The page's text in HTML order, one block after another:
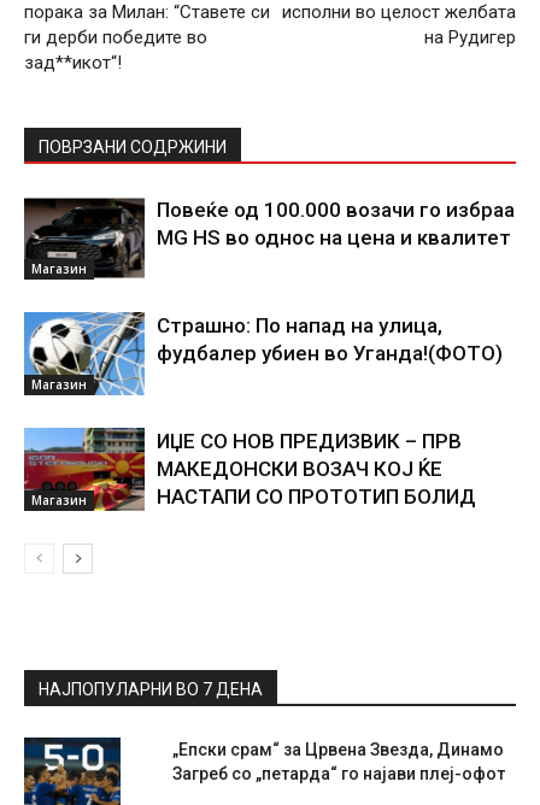
порака за Милан: “Ставете си
ги дерби победите во
зад**икот“!
исполни во целост желбата
на Рудигер
ПОВРЗАНИ СОДРЖИНИ
Магазин
Повеќе од 100.000 возачи го избраа
MG HS во однос на цена и квалитет
Магазин
Страшно: По напад на улица,
фудбалер убиен во Уганда!(ФОТО)
Магазин
ИЏЕ СО НОВ ПРЕДИЗВИК – ПРВ
МАКЕДОНСКИ ВОЗАЧ КОЈ ЌЕ
НАСТАПИ СО ПРОТОТИП БОЛИД
НАЈПОПУЛАРНИ ВО 7 ДЕНА
„Епски срам“ за Црвена Звезда, Динамо
Загреб со „петарда“ го најави плеј-офот